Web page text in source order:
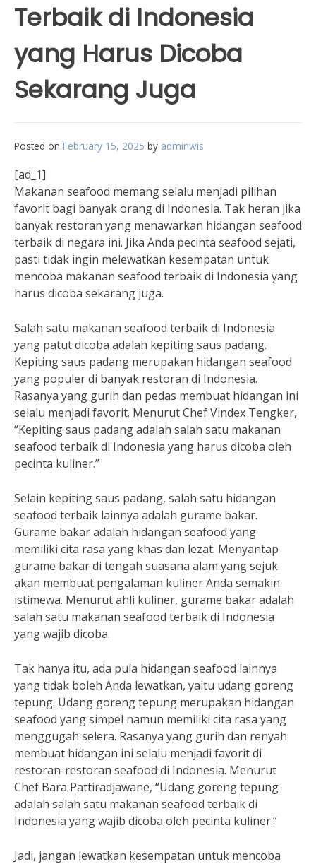
Terbaik di Indonesia
yang Harus Dicoba
Sekarang Juga
Posted on February 15, 2025 by adminwis
[ad_1]
Makanan seafood memang selalu menjadi pilihan
favorit bagi banyak orang di Indonesia. Tak heran jika
banyak restoran yang menawarkan hidangan seafood
terbaik di negara ini. Jika Anda pecinta seafood sejati,
pasti tidak ingin melewatkan kesempatan untuk
mencoba makanan seafood terbaik di Indonesia yang
harus dicoba sekarang juga.
Salah satu makanan seafood terbaik di Indonesia
yang patut dicoba adalah kepiting saus padang.
Kepiting saus padang merupakan hidangan seafood
yang populer di banyak restoran di Indonesia.
Rasanya yang gurih dan pedas membuat hidangan ini
selalu menjadi favorit. Menurut Chef Vindex Tengker,
“Kepiting saus padang adalah salah satu makanan
seafood terbaik di Indonesia yang harus dicoba oleh
pecinta kuliner.”
Selain kepiting saus padang, salah satu hidangan
seafood terbaik lainnya adalah gurame bakar.
Gurame bakar adalah hidangan seafood yang
memiliki cita rasa yang khas dan lezat. Menyantap
gurame bakar di tengah suasana alam yang sejuk
akan membuat pengalaman kuliner Anda semakin
istimewa. Menurut ahli kuliner, gurame bakar adalah
salah satu makanan seafood terbaik di Indonesia
yang wajib dicoba.
Tak hanya itu, ada pula hidangan seafood lainnya
yang tidak boleh Anda lewatkan, yaitu udang goreng
tepung. Udang goreng tepung merupakan hidangan
seafood yang simpel namun memiliki cita rasa yang
menggugah selera. Rasanya yang gurih dan renyah
membuat hidangan ini selalu menjadi favorit di
restoran-restoran seafood di Indonesia. Menurut
Chef Bara Pattiradjawane, “Udang goreng tepung
adalah salah satu makanan seafood terbaik di
Indonesia yang wajib dicoba oleh pecinta kuliner.”
Jadi, jangan lewatkan kesempatan untuk mencoba